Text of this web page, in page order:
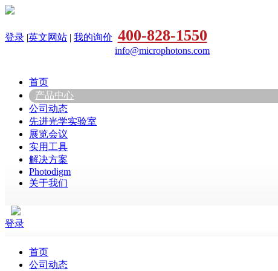
登录 |英文网站 | 我的询价 400-828-1550
info@microphotons.com
首页
产品中心
公司动态
先进光学实验室
展览会议
实用工具
解决方案
Photodigm
关于我们
登录
首页
公司动态